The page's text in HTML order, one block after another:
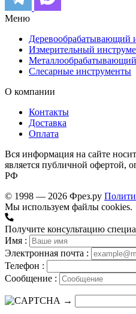
Меню
Деревообрабатывающий
Измерительный
Слесарные инструменты
О компании
Контакты
Доставка
Оплата
Вся информация на сайте
является публичной офертой,
РФ
© 1998 — 2026 Фрез.ру
Мы используем файлы cookies.
Получите консультацию
Имя :
Электронная почта :
Телефон :
Сообщение :
→